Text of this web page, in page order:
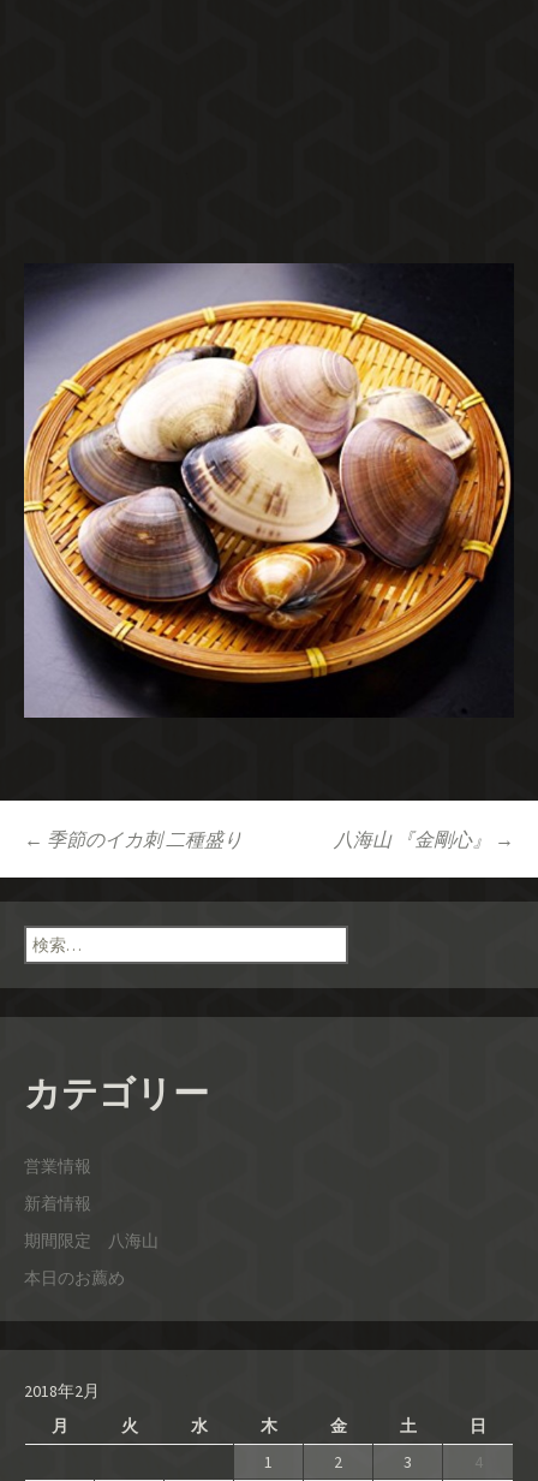
Post
navigation
← 季節のイカ刺 二種盛り 八海山 『金剛心』 →
検
索:
カテゴリー
営業情報
新着情報
期間限定 八海山
本日のお薦め
2018年2月
月
火 水 木 金 土
日
1
2 3 4